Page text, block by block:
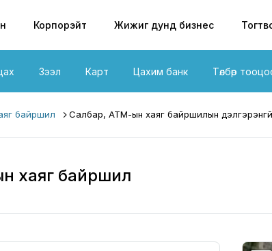
Корпорэйт Жижиг дунд бизнес
Зээл Карт Цахим банк Төлбөр
байршил Салбар, АТМ-ын хаяг байршилын
хаяг байршил